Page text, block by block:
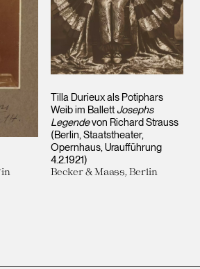
Tilla Durieux als Potiphars
Weib im Ballett Josephs
Legendevon Richard Strauss
(Berlin, Staatstheater,
Opernhaus, Uraufführung
4.2.1921)
Becker & Maass, Berlin